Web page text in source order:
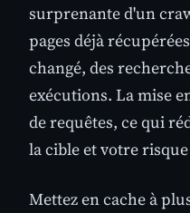
surprenante d'un
pages déjà
changé, des
exécutions. La mise
de requêtes, ce qui
la cible et votre
Mettez en cache à